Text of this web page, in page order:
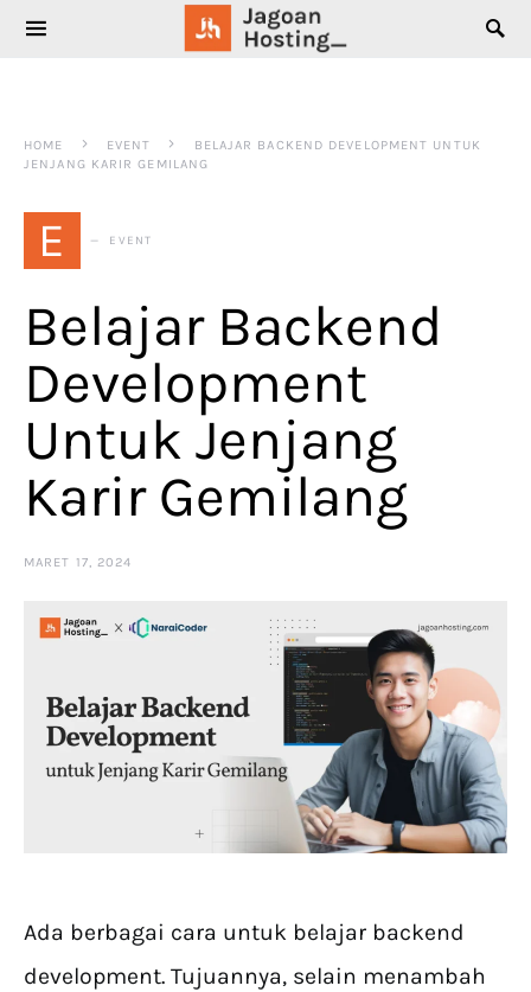
SEARCH FOR:
HOME EVENT
BELAJAR BACKEND DEVELOPMENT UNTUK
JENJANG KARIR GEMILANG
E EVENT
Belajar Backend
Development
Untuk Jenjang
Karir Gemilang
MARET 17, 2024
Ada berbagai cara untuk belajar backend
development. Tujuannya, selain menambah